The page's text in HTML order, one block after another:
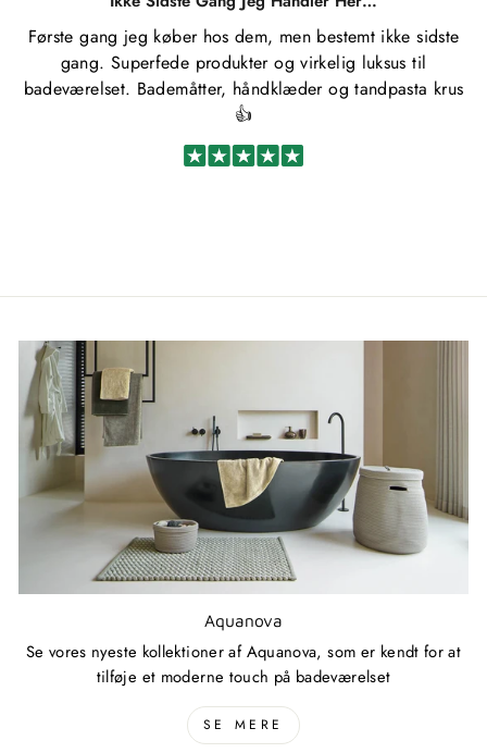
Første gang jeg køber hos dem, men bestemt ikke sidste
gang. Superfede produkter og virkelig luksus til
badeværelset. Bademåtter, håndklæder og tandpasta krus
👍
Aquanova
Se vores nyeste kollektioner af Aquanova, som er kendt for at
tilføje et moderne touch på badeværelset
SE MERE